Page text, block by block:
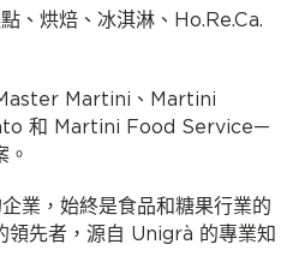
、烘焙、冰淇淋、Ho.Re.Ca.
Martini、Martini
和 Martini Food Service—
。
業，始終是食品和糖果行業的
領先者，源自 Unigrà 的專業知